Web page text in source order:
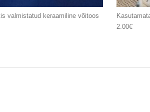
valmistatud keraamiline võitoos
2.00€